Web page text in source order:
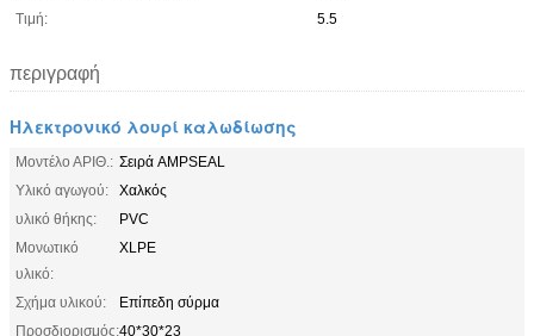
Τιμή:
5.5
περιγραφή
Ηλεκτρονικό λουρί καλωδίωσης
Μοντέλο ΑΡΙΘ.: Σειρά AMPSEAL
Υλικό αγωγού:
Χαλκός
υλικό θήκης:
PVC
Μονωτικό
υλικό:
XLPE
Σχήμα υλικού:
Επίπεδη σύρμα
Προσδιορισμός:40*30*23